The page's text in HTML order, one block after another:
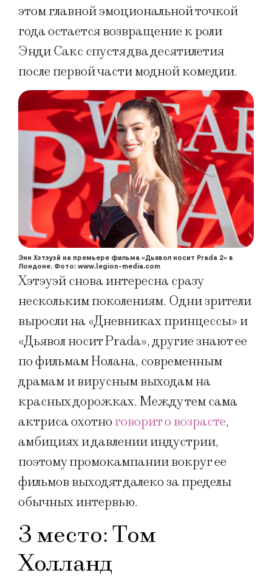
этом главной эмоциональной точкой
года остается возвращение к роли
Энди Сакс спустя два десятилетия
после первой части модной комедии.
Энн Хэтэуэй на премьере фильма «Дьявол носит Prada 2» в
Лондоне. Фото: www.legion-media.com
Хэтэуэй снова интересна сразу
нескольким поколениям. Одни зрители
выросли на «Дневниках принцессы» и
«Дьявол носит Prada», другие знают ее
по фильмам Нолана, современным
драмам и вирусным выходам на
красных дорожках. Между тем сама
актриса охотно говорит о возрасте,
амбициях и давлении индустрии,
поэтому промокампании вокруг ее
фильмов выходят далеко за пределы
обычных интервью.
3 место: Том
Холланд